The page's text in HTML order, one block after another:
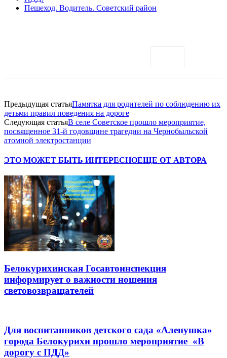
Пешеход. Водитель. Советский район
Предыдущая статьяПамятка для родителей по соблюдению их
детьми правил поведения на дороге
Следующая статьяВ селе Советское прошло мероприятие,
посвященное 31-й годовщине трагедии на Чернобыльской
атомной электростанции
ЭТО МОЖЕТ БЫТЬ ИНТЕРЕСНОЕЩЕ ОТ АВТОРА
Белокурихинская Госавтоинспекция
информирует о важности ношения
световозвращателей
Для воспитанников детского сада «Аленушка»
города Белокурихи прошло мероприятие «В
дорогу с ПДД»